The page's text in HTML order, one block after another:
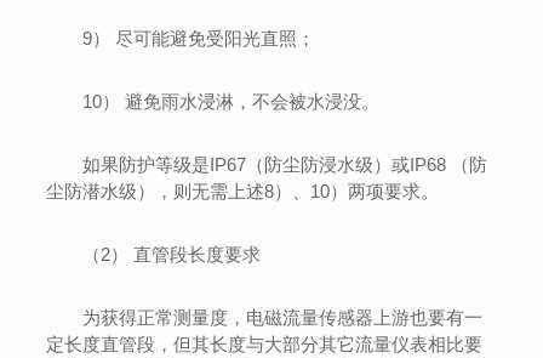
9） 尽可能避免受阳光直照；
10） 避免雨水浸淋，不会被水浸没。
如果防护等级是IP67（防尘防浸水级）或IP68 （防
尘防潜水级），则无需上述8）、10）两项要求。
（2） 直管段长度要求
为获得正常测量度，电磁流量传感器上游也要有一
定长度直管段，但其长度与大部分其它流量仪表相比要